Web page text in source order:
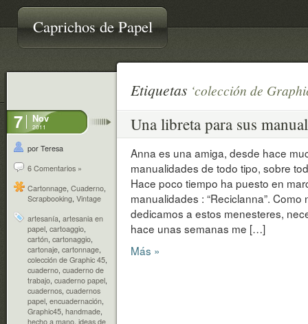
Caprichos de Papel
Etiquetas ‘colección de
7 Nov
2011
por Teresa
6 Comentarios »
Cartonnage, Cuaderno,
Scrapbooking, Vintage
artesanía, artesania en
papel, cartoaggio,
cartón, cartonaggio,
cartonaje, cartonnage,
colección de Graphic 45,
cuaderno, cuaderno de
trabajo, cuaderno papel,
cuadernos, cuadernos
papel, encuadernación,
Graphic45, handmade,
hecho a mano, ideas de
Una libreta para sus
Anna es una amiga, desde hace
manualidades de todo tipo, sobre
Hace poco tiempo ha puesto en
manualidades : “Reciclanna”.
dedicamos a estos menesteres,
hace unas semanas me […]
Más »